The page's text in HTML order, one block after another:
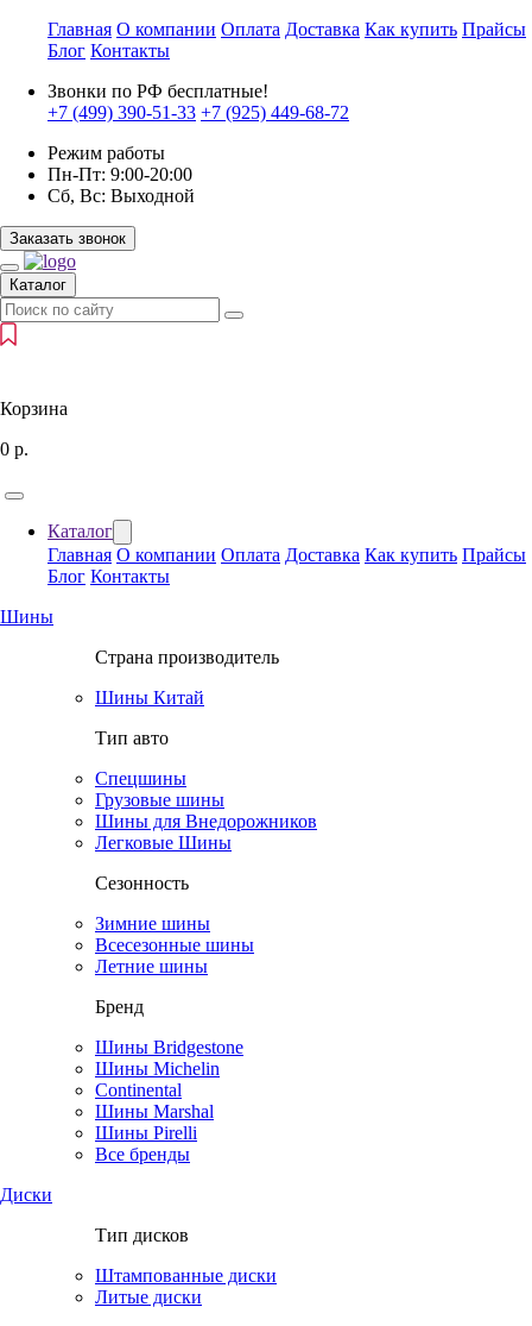
Главная О компании Оплата Доставка Как купить Прайсы
Блог Контакты
Звонки по РФ бесплатные!
+7 (499) 390-51-33 +7 (925) 449-68-72
Режим работы
Пн-Пт: 9:00-20:00
Сб, Вс: Выходной
Заказать звонок
Каталог
Корзина
0 р.
Каталог
Главная О компании Оплата Доставка Как купить Прайсы
Блог Контакты
Шины
Страна производитель
Шины Китай
Тип авто
Спецшины
Грузовые шины
Шины для Внедорожников
Легковые Шины
Сезонность
Зимние шины
Всесезонные шины
Летние шины
Бренд
Шины Bridgestone
Шины Michelin
Continental
Шины Marshal
Шины Pirelli
Все бренды
Диски
Тип дисков
Штампованные диски
Литые диски